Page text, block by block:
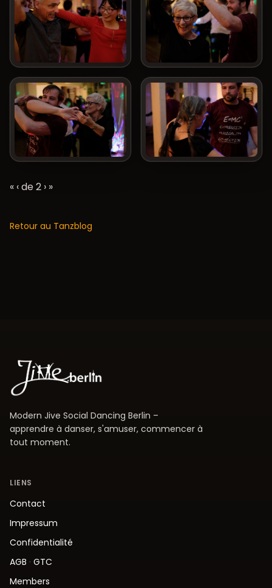
« ‹ de 2 › »
Retour au Tanzblog
Modern Jive Social Dancing Berlin –
apprendre à danser, s'amuser, commencer à
tout moment.
LIENS
Contact
Impressum
Confidentialité
AGB · GTC
Members